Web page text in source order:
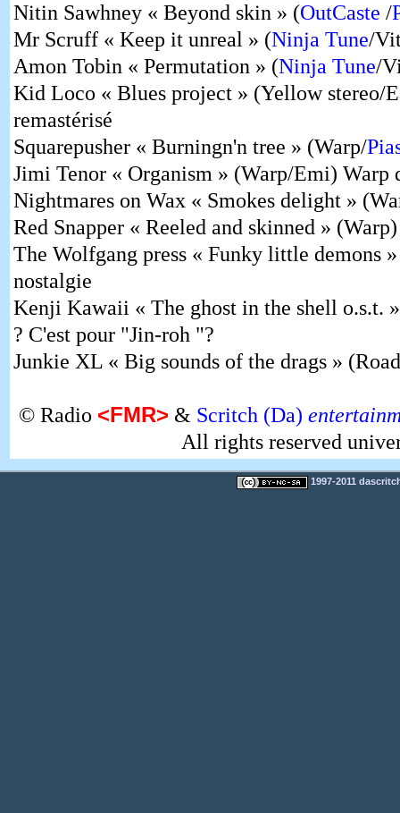
Nitin Sawhney « Beyond skin » (OutCaste /
Mr Scruff « Keep it unreal » (Ninja Tune/
Amon Tobin « Permutation » (Ninja Tune/
Kid Loco « Blues project » (Yellow stereo/
remastérisé
Squarepusher « Burningn'n tree » (Warp/
Jimi Tenor « Organism » (Warp/Emi) Warp
Nightmares on Wax « Smokes delight »
Red Snapper « Reeled and skinned »
The Wolfgang press « Funky little demons
nostalgie
Kenji Kawaii « The ghost in the shell o.s.t.
? C'est pour "Jin-roh "?
Junkie XL « Big sounds of the drags »
© Radio <FMR> & Scritch (Da)
All rights reserved
1997-2011